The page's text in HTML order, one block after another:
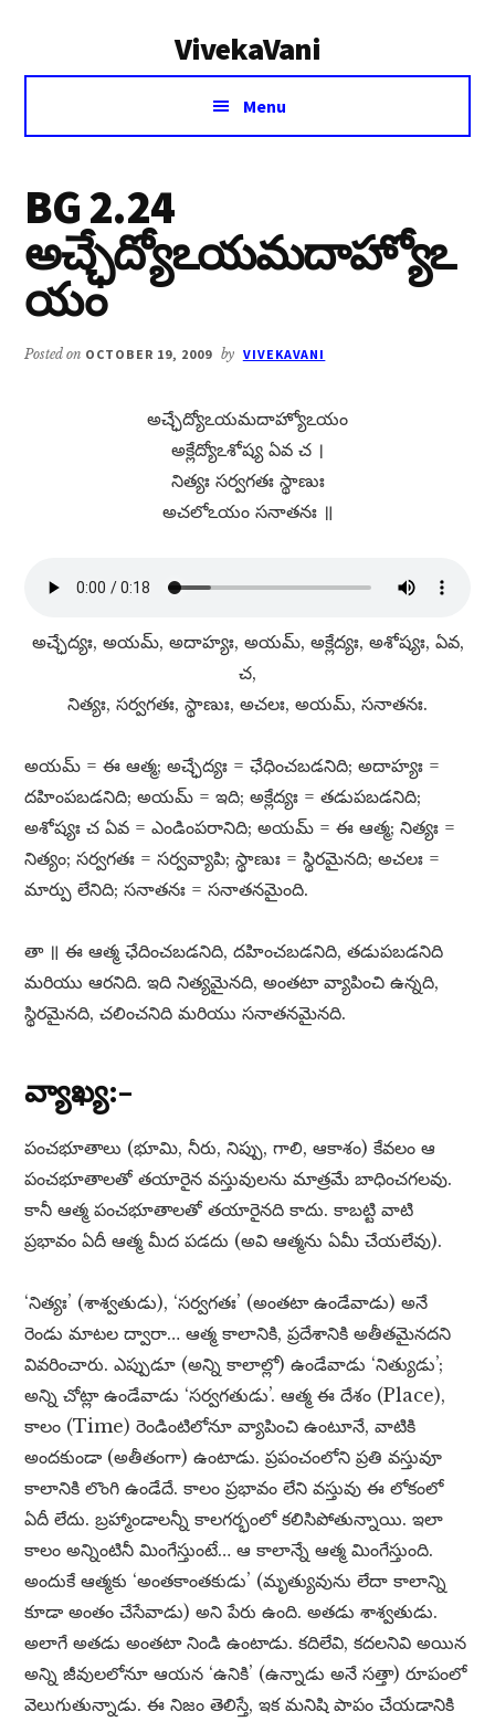
VivekaVani
Voice
Vivekananda
Menu
BG 2.24
అచ్ఛేద్యోఽయమదాహ్యోఽ
యం
Posted on OCTOBER 19, 2009 by VIVEKAVANI
అచ్ఛేద్యోఽయమదాహ్యోఽయం
అక్లేద్యోఽశోష్య ఏవ చ ।
నిత్యః సర్వగతః స్థాణుః
అచలోఽయం సనాతనః ॥
అచ్ఛేద్యః, అయమ్​, అదాహ్యః, అయమ్​, అక్లేద్యః, అశోష్యః, ఏవ,
చ,
నిత్యః, సర్వగతః, స్థాణుః, అచలః, అయమ్​, సనాతనః.
అయమ్​ = ఈ ఆత్మ; అచ్ఛేద్యః = ఛేధించబడనిది; అదాహ్యః =
దహింపబడనిది; అయమ్​ = ఇది; అక్లేద్యః = తడుపబడనిది;
అశోష్యః చ ఏవ = ఎండింపరానిది; అయమ్​ = ఈ ఆత్మ; నిత్యః =
నిత్యం; సర్వగతః = సర్వవ్యాపి; స్థాణుః = స్థిరమైనది; అచలః =
మార్పు లేనిది; సనాతనః = సనాతనమైంది.
తా ॥ ఈ ఆత్మ ఛేదించబడనిది, దహించబడనిది, తడుపబడనిది
మరియు ఆరనిది. ఇది నిత్యమైనది, అంతటా వ్యాపించి ఉన్నది,
స్థిరమైనది, చలించనిది మరియు సనాతనమైనది.
వ్యాఖ్య:–
పంచభూతాలు (భూమి, నీరు, నిప్పు, గాలి, ఆకాశం) కేవలం ఆ
పంచభూతాలతో తయారైన వస్తువులను మాత్రమే బాధించగలవు.
కానీ ఆత్మ పంచభూతాలతో తయారైనది కాదు. కాబట్టి వాటి
ప్రభావం ఏదీ ఆత్మ మీద పడదు (అవి ఆత్మను ఏమీ చేయలేవు).
‘నిత్యః’ (శాశ్వతుడు), ‘సర్వగతః’ (అంతటా ఉండేవాడు) అనే
రెండు మాటల ద్వారా… ఆత్మ కాలానికి, ప్రదేశానికి అతీతమైనదని
వివరించారు. ఎప్పుడూ (అన్ని కాలాల్లో) ఉండేవాడు ‘నిత్యుడు’;
అన్ని చోట్లా ఉండేవాడు ‘సర్వగతుడు’. ఆత్మ ఈ దేశం (Place),
కాలం (Time) రెండింటిలోనూ వ్యాపించి ఉంటూనే, వాటికి
అందకుండా (అతీతంగా) ఉంటాడు. ప్రపంచంలోని ప్రతి వస్తువూ
కాలానికి లొంగి ఉండేదే. కాలం ప్రభావం లేని వస్తువు ఈ లోకంలో
ఏదీ లేదు. బ్రహ్మాండాలన్నీ కాలగర్భంలో కలిసిపోతున్నాయి. ఇలా
కాలం అన్నింటినీ మింగేస్తుంటే… ఆ కాలాన్నే ఆత్మ మింగేస్తుంది.
అందుకే ఆత్మకు ‘అంతకాంతకుడు’ (మృత్యువును లేదా కాలాన్ని
కూడా అంతం చేసేవాడు) అని పేరు ఉంది. అతడు శాశ్వతుడు.
అలాగే అతడు అంతటా నిండి ఉంటాడు. కదిలేవి, కదలనివి అయిన
అన్ని జీవులలోనూ ఆయన ‘ఉనికి’ (ఉన్నాడు అనే సత్తా) రూపంలో
వెలుగుతున్నాడు. ఈ నిజం తెలిస్తే, ఇక మనిషి పాపం చేయడానికి